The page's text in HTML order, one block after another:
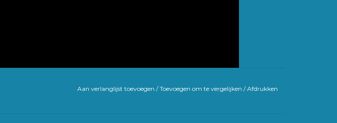
Aan verlanglijst toevoegen /Toevoegen om te vergelijken /Afdrukken